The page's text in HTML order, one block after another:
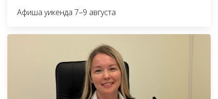
Афиша уикенда 7–9 августа